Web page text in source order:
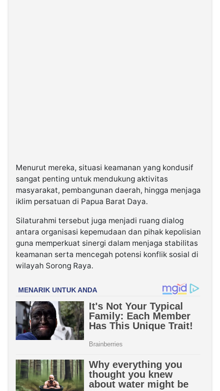
Menurut mereka, situasi keamanan yang kondusif
sangat penting untuk mendukung aktivitas
masyarakat, pembangunan daerah, hingga menjaga
iklim persatuan di Papua Barat Daya.
Silaturahmi tersebut juga menjadi ruang dialog
antara organisasi kepemudaan dan pihak kepolisian
guna memperkuat sinergi dalam menjaga stabilitas
keamanan serta mencegah potensi konflik sosial di
wilayah Sorong Raya.